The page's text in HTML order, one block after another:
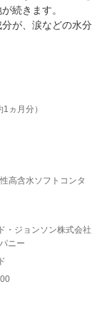
続きます。
が、涙などの水分
ヵ月分）
高含水ソフトコンタ
・ジョンソン株式会社
ニー